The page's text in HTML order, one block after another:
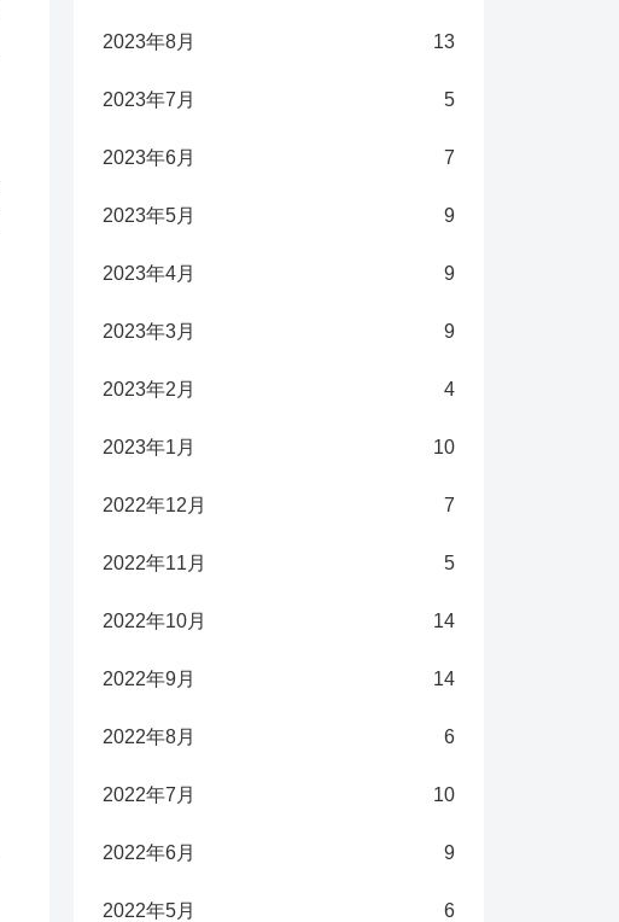
2023年8月 13
2023年7月 5
2023年6月 7
2023年5月 9
2023年4月 9
2023年3月 9
2023年2月 4
2023年1月 10
2022年12月 7
2022年11月 5
2022年10月 14
2022年9月 14
2022年8月 6
2022年7月 10
2022年6月 9
2022年5月 6